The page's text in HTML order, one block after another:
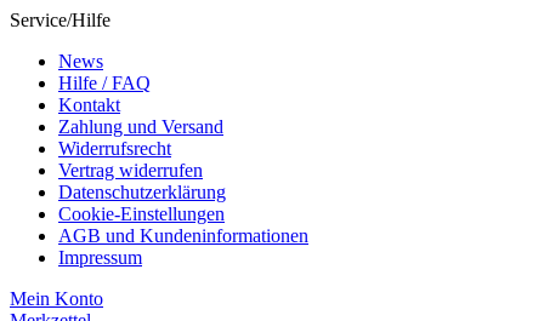
Service/Hilfe
News
Hilfe / FAQ
Kontakt
Zahlung und Versand
Widerrufsrecht
Vertrag widerrufen
Datenschutzerklärung
Cookie-Einstellungen
AGB und Kundeninformationen
Impressum
Mein Konto